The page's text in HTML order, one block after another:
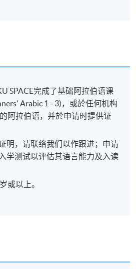
SPACE完成了基础阿拉伯语课
Arabic 1 - 3)，或於任何机构
阿拉伯语，并於申请时提供证
明，请联络我们以作跟进；申请
学测试以评估其语言能力及入读
或以上。